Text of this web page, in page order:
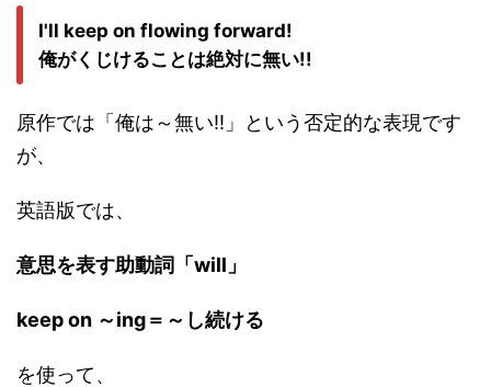
I'll keep on flowing forward!
俺がくじけることは絶対に無い!!
原作では「俺は～無い!!」という否定的な表現です
が、
英語版では、
意思を表す助動詞「will」
keep on ～ing＝～し続ける
を使って、